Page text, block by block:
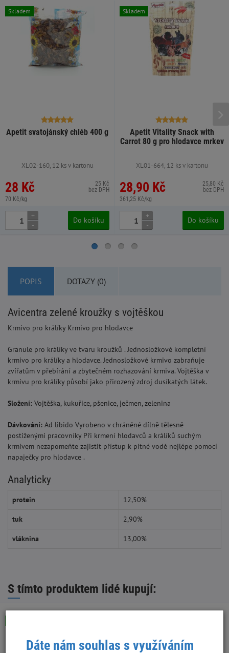
Apetit svatojánský chléb 400 g
XL02-160, 12 ks v kartonu
28 Kč
70 Kč/kg
25 Kč
bez DPH
Skladem
+
-
Do košíku
Apetit Vitality Snack with
Carrot 80 g pro hlodavce mrkev
XL01-664, 12 ks v kartonu
28,90 Kč
361,25 Kč/kg
25,80 Kč
bez DPH
Skladem
+
-
Do košíku
POPIS DOTAZY (0)
Avicentra zelené kroužky s vojtěškou
Krmivo pro králíky Krmivo pro hlodavce
Granule pro králíky ve tvaru kroužků . Jednosložkové kompletní
krmivo pro králíky a hlodavce. Jednosložkové krmivo zabraňuje
zvířatům v přebírání a zbytečném rozhazování krmiva. Vojtěška v
krmivu pro králíky působí jako přirozený zdroj dusíkatých látek.
Složení: Vojtěška, kukuřice, pšenice, ječmen, zelenina
Dávkování: Ad libido Vyrobeno v chráněné dílně tělesně
postiženými pracovníky Při krmení hlodavců a králíků suchým
krmivem nezapomeňte zajistit přístup k pitné vodě nejlépe pomocí
napaječky pro hlodavce .
Analyticky
protein 12,50%
tuk 2,90%
vláknina 13,00%
S tímto produktem lidé kupují:
Dáte nám souhlas s využíváním